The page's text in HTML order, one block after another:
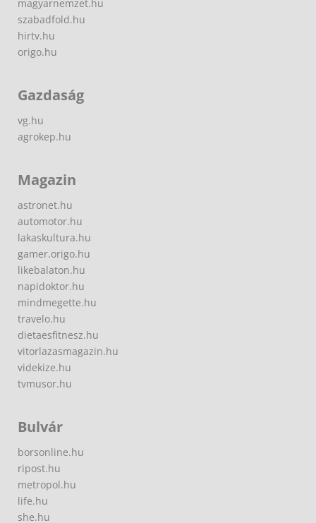
magyarnemzet.hu
szabadfold.hu
hirtv.hu
origo.hu
Gazdaság
vg.hu
agrokep.hu
Magazin
astronet.hu
automotor.hu
lakaskultura.hu
gamer.origo.hu
likebalaton.hu
napidoktor.hu
mindmegette.hu
travelo.hu
dietaesfitnesz.hu
vitorlazasmagazin.hu
videkize.hu
tvmusor.hu
Bulvár
borsonline.hu
ripost.hu
metropol.hu
life.hu
she.hu